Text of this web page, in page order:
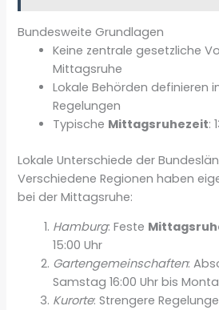
Bundesweite Grundlagen
Keine zentrale gesetzliche
Mittagsruhe
Lokale Behörden definieren
Regelungen
Typische Mittagsruhezeit:
Lokale Unterschiede der
Verschiedene Regionen haben
bei der Mittagsruhe:
Hamburg: Feste
15:00 Uhr
Gartengemeinschaften:
Samstag 16:00 Uhr bis
Kurorte: Strengere